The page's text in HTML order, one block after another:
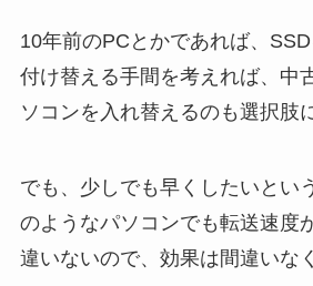
10年前のPCとかであれば、
付け替える手間を考えれば、中
ソコンを入れ替えるのも選択肢
でも、少しでも早くしたいとい
のようなパソコンでも転送速度
違いないので、効果は間違いな